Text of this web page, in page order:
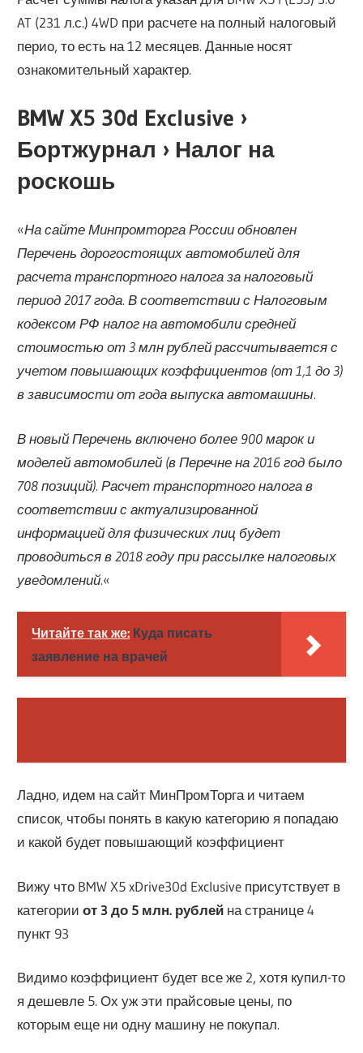
AT (231 л.с.) 4WD при расчете на полный налоговый
перио, то есть на 12 месяцев. Данные носят
ознакомительный характер.
BMW X5 30d Exclusive ›
Бортжурнал › Налог на
роскошь
«На сайте Минпромторга России обновлен
Перечень дорогостоящих автомобилей для
расчета транспортного налога за налоговый
период 2017 года. В соответствии с Налоговым
кодексом РФ налог на автомобили средней
стоимостью от 3 млн рублей рассчитывается с
учетом повышающих коэффициентов (от 1,1 до 3)
в зависимости от года выпуска автомашины.
В новый Перечень включено более 900 марок и
моделей автомобилей (в Перечне на 2016 год было
708 позиций). Расчет транспортного налога в
соответствии с актуализированной
информацией для физических лиц будет
проводиться в 2018 году при рассылке налоговых
уведомлений.«
Читайте так же: Куда писать
заявление на врачей
Ладно, идем на сайт МинПромТорга и читаем
список, чтобы понять в какую категорию я попадаю
и какой будет повышающий коэффициент
Вижу что BMW X5 xDrive30d Exclusive присутствует в
категорииот 3 до 5 млн. рублей на странице 4
пункт 93
Видимо коэффициент будет все же 2, хотя купил-то
я дешевле 5. Ох уж эти прайсовые цены, по
которым еще ни одну машину не покупал.